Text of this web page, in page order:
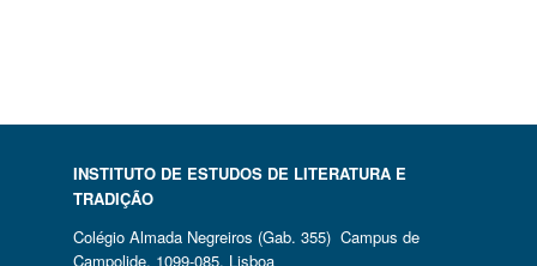
INSTITUTO DE ESTUDOS DE LITERATURA E
TRADIÇÃO
Colégio Almada Negreiros (Gab. 355) Campus de
Campolide, 1099-085, Lisboa